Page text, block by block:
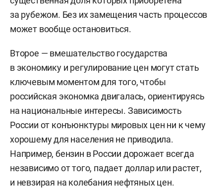
за рубежом. Без их замещения часть процессов
может вообще остановиться.
Второе — вмешательство государства
в экономику и регулирование цен могут стать
ключевым моментом для того, чтобы
российская экономка двигалась, ориентируясь
на национальные интересы. Зависимость
России от конъюнктуры мировых цен ни к чему
хорошему для населения не приводила.
Например, бензин в России дорожает всегда
независимо от того, падает доллар или растет,
и невзирая на колебания нефтяных цен.